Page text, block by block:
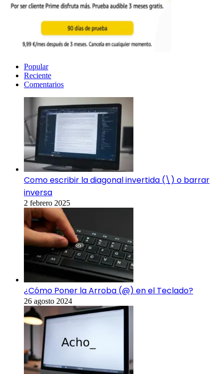
Popular
Reciente
Comentarios
Como escribir la diagonal invertida (\) o barrar
inversa
2 febrero 2025
¿Cómo Poner la Arroba (@) en el Teclado?
26 agosto 2024